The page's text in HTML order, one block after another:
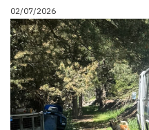
02/07/2026